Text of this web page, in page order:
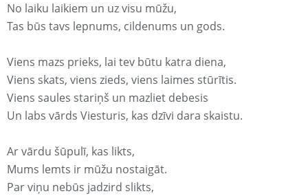
No laiku laikiem un uz visu mūžu,
Tas būs tavs lepnums, cildenums un gods.
Viens mazs prieks, lai tev būtu katra diena,
Viens skats, viens zieds, viens laimes stūrītis.
Viens saules stariņš un mazliet debesis
Un labs vārds Viesturis, kas dzīvi dara skaistu.
Ar vārdu šūpulī, kas likts,
Mums lemts ir mūžu nostaigāt.
Par viņu nebūs jadzird slikts,